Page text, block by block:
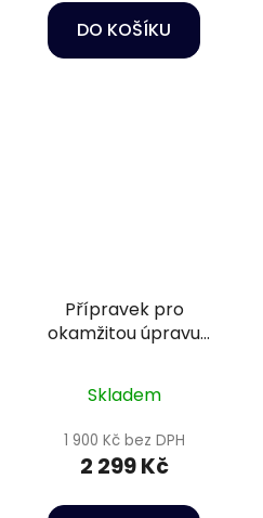
DO KOŠÍKU
Přípravek pro
okamžitou úpravu
Black water aquatan
5 l
Skladem
1 900 Kč bez DPH
2 299 Kč